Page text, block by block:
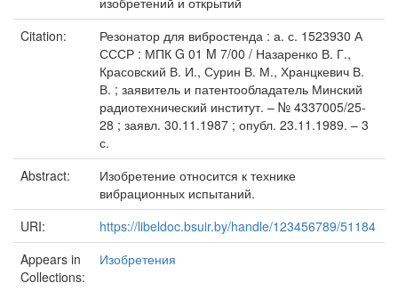
Citation:
Резонатор для вибростенда : а. с. 1523930 А
СССР : МПК G 01 M 7/00 / Назаренко В. Г.,
Красовский В. И., Сурин В. М., Хранцкевич В.
В. ; заявитель и патентообладатель Минский
радиотехнический институт. – № 4337005/25-
28 ; заявл. 30.11.1987 ; опубл. 23.11.1989. – 3
с.
Abstract:
Изобретение относится к технике
вибрационных испытаний.
URI:
https://libeldoc.bsuir.by/handle/123456789/51184
Appears in
Collections:
Изобретения